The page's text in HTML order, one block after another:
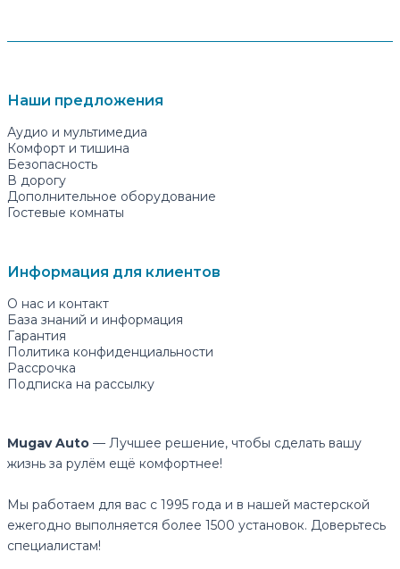
Наши предложения
Аудио и мультимедиа
Комфорт и тишина
Безопасность
В дорогу
Дополнительное оборудование
Гостевые комнаты
Информация для клиентов
О нас и контакт
База знаний и информация
Гарантия
Политика конфиденциальности
Рассрочка
Подписка на рассылку
Mugav Auto — Лучшее решение, чтобы сделать вашу
жизнь за рулём ещё комфортнее!
Мы работаем для вас с 1995 года и в нашей мастерской
ежегодно выполняется более 1500 установок. Доверьтесь
специалистам!